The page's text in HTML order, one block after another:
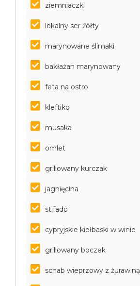
ziemniaczki
lokalny ser żółty
marynowane ślimaki
bakłażan marynowany
feta na ostro
kleftiko
musaka
omlet
grillowany kurczak
jagnięcina
stifado
cypryjskie kiełbaski w winie
grillowany boczek
schab wieprzowy z żurawiną